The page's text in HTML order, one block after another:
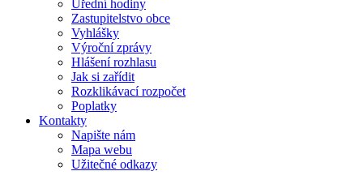
Úřední hodiny
Zastupitelstvo obce
Vyhlášky
Výroční zprávy
Hlášení rozhlasu
Jak si zařídit
Rozklikávací rozpočet
Poplatky
Kontakty
Napište nám
Mapa webu
Užitečné odkazy